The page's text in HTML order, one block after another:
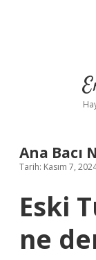
Ana Bacı
Tarih: Kasım 7,
Eski
ne